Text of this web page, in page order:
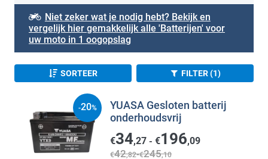
Niet zeker wat je nodig hebt? Bekijk en
vergelijk hier gemakkelijk alle 'Batterijen' voor
uw moto in 1 oogopslag
SORTEER FILTER (1)
YUASA Gesloten batterij
onderhoudsvrij
€34,27 - €196,09
€42,82-€245,10
-20%